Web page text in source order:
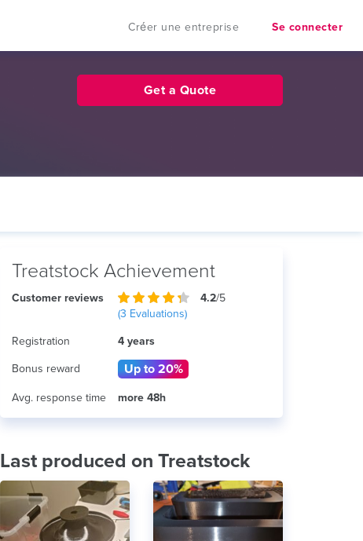
Créer une entreprise Se connecter
Get a Quote
Treatstock Achievement
Customer reviews 4.2/5
(3 Evaluations)
Registration 4 years
Bonus reward Up to 20%
Avg. response time more 48h
Last produced on Treatstock